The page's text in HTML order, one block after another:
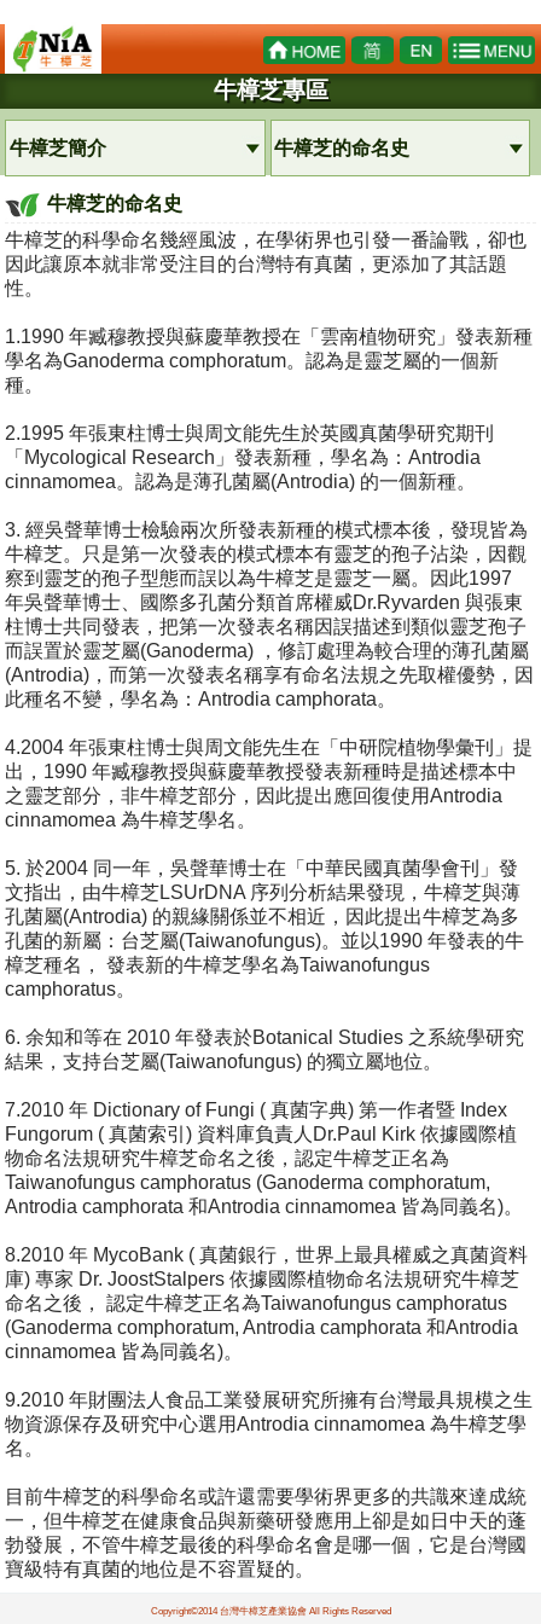
牛樟芝專區
牛樟芝簡介 牛樟芝的命名史
牛樟芝的命名史
牛樟芝的科學命名幾經風波，在學術界也引發一番論戰，卻也
因此讓原本就非常受注目的台灣特有真菌，更添加了其話題
性。
1.1990 年臧穆教授與蘇慶華教授在「雲南植物研究」發表新種
學名為Ganoderma comphoratum。認為是靈芝屬的一個新
種。
2.1995 年張東柱博士與周文能先生於英國真菌學研究期刊
「Mycological Research」發表新種，學名為：Antrodia
cinnamomea。認為是薄孔菌屬(Antrodia) 的一個新種。
3. 經吳聲華博士檢驗兩次所發表新種的模式標本後，發現皆為
牛樟芝。只是第一次發表的模式標本有靈芝的孢子沾染，因觀
察到靈芝的孢子型態而誤以為牛樟芝是靈芝一屬。因此1997
年吳聲華博士、國際多孔菌分類首席權威Dr.Ryvarden 與張東
柱博士共同發表，把第一次發表名稱因誤描述到類似靈芝孢子
而誤置於靈芝屬(Ganoderma) ，修訂處理為較合理的薄孔菌屬
(Antrodia)，而第一次發表名稱享有命名法規之先取權優勢，因
此種名不變，學名為：Antrodia camphorata。
4.2004 年張東柱博士與周文能先生在「中研院植物學彙刊」提
出，1990 年臧穆教授與蘇慶華教授發表新種時是描述標本中
之靈芝部分，非牛樟芝部分，因此提出應回復使用Antrodia
cinnamomea 為牛樟芝學名。
5. 於2004 同一年，吳聲華博士在「中華民國真菌學會刊」發
文指出，由牛樟芝LSUrDNA 序列分析結果發現，牛樟芝與薄
孔菌屬(Antrodia) 的親緣關係並不相近，因此提出牛樟芝為多
孔菌的新屬：台芝屬(Taiwanofungus)。並以1990 年發表的牛
樟芝種名， 發表新的牛樟芝學名為Taiwanofungus
camphoratus。
6. 余知和等在 2010 年發表於Botanical Studies 之系統學研究
結果，支持台芝屬(Taiwanofungus) 的獨立屬地位。
7.2010 年 Dictionary of Fungi ( 真菌字典) 第一作者暨 Index
Fungorum ( 真菌索引) 資料庫負責人Dr.Paul Kirk 依據國際植
物命名法規研究牛樟芝命名之後，認定牛樟芝正名為
Taiwanofungus camphoratus (Ganoderma comphoratum,
Antrodia camphorata 和Antrodia cinnamomea 皆為同義名)。
8.2010 年 MycoBank ( 真菌銀行，世界上最具權威之真菌資料
庫) 專家 Dr. JoostStalpers 依據國際植物命名法規研究牛樟芝
命名之後， 認定牛樟芝正名為Taiwanofungus camphoratus
(Ganoderma comphoratum, Antrodia camphorata 和Antrodia
cinnamomea 皆為同義名)。
9.2010 年財團法人食品工業發展研究所擁有台灣最具規模之生
物資源保存及研究中心選用Antrodia cinnamomea 為牛樟芝學
名。
目前牛樟芝的科學命名或許還需要學術界更多的共識來達成統
一，但牛樟芝在健康食品與新藥研發應用上卻是如日中天的蓬
勃發展，不管牛樟芝最後的科學命名會是哪一個，它是台灣國
寶級特有真菌的地位是不容置疑的。
Copyright©2014 台灣牛樟芝產業協會 All Rights Reserved